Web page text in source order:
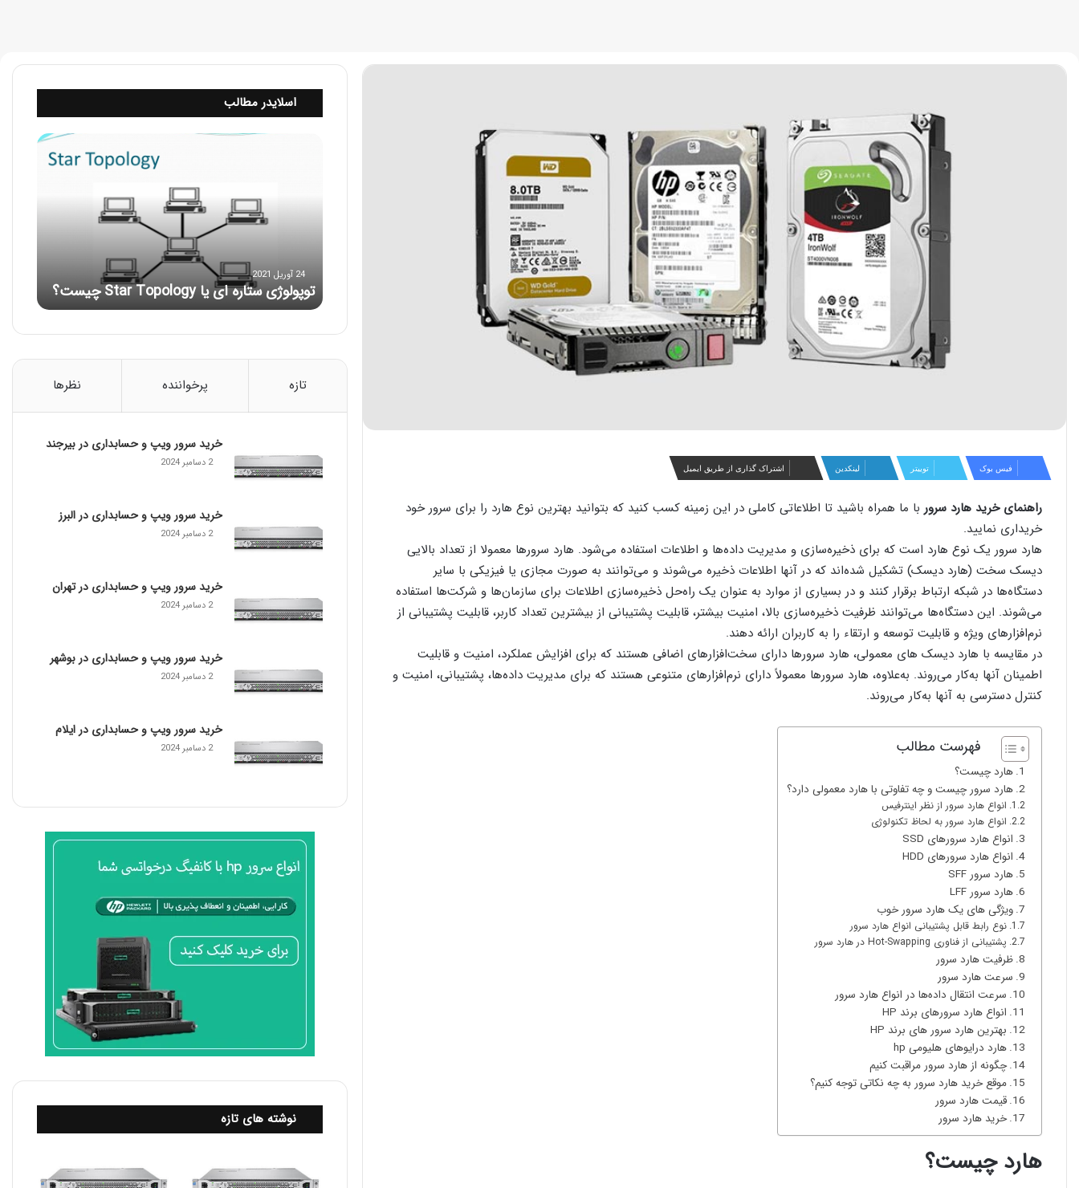
فیس بوک توییتر لینکدین اشتراک گذاری از طریق ایمیل
راهنمای خرید هارد سروربا ما همراه باشید تا اطلاعاتی کاملی در این زمینه کسب کنید که بتوانید بهترین نوع هارد را برای سرور خود
خریداری نمایید.
هارد سرور یک نوع هارد است که برای ذخیره‌سازی و مدیریت داده‌ها و اطلاعات استفاده می‌شود. هارد سرورها معمولا از تعداد بالایی
دیسک سخت (هارد دیسک) تشکیل شده‌اند که در آنها اطلاعات ذخیره می‌شوند و می‌توانند به صورت مجازی یا فیزیکی با سایر
دستگاه‌ها در شبکه ارتباط برقرار کنند و در بسیاری از موارد به‌ عنوان یک راه‌حل ذخیره‌سازی اطلاعات برای سازمان‌ها و شرکت‌ها استفاده
می‌شوند. این دستگاه‌ها می‌توانند ظرفیت ذخیره‌سازی بالا، امنیت بیشتر، قابلیت پشتیبانی از بیشترین تعداد کاربر، قابلیت پشتیبانی از
نرم‌افزارهای ویژه و قابلیت توسعه و ارتقاء را به کاربران ارائه دهند.
در مقایسه با هارد دیسک ‌های معمولی، هارد سرورها دارای سخت‌افزارهای اضافی هستند که برای افزایش عملکرد، امنیت و قابلیت
اطمینان آنها به‌کار می‌روند. به‌علاوه، هارد سرورها معمولاً دارای نرم‌افزارهای متنوعی هستند که برای مدیریت داده‌ها، پشتیبانی، امنیت و
کنترل دسترسی به آنها به‌کار می‌روند.
فهرست مطالب
هارد چیست؟
هارد سرور چیست و چه تفاوتی با هارد معمولی دارد؟
انواع هارد سرور از نظر اینترفیس
انواع هارد سرور به لحاظ تکنولوژی
انواع هارد سرورهای SSD
انواع هارد سرورهای HDD
هارد سرور SFF
هارد سرور LFF
ویژگی های یک هارد سرور خوب
نوع رابط قابل پشتیبانی انواع هارد سرور
پشتیبانی از فناوری Hot-Swapping در هارد سرور
ظرفیت هارد سرور
سرعت هارد سرور
سرعت انتقال داده‌ها در انواع هارد سرور
انواع هارد سرورهای برند HP
بهترین هارد سرور های برند HP
هارد درایوهای هلیومی hp
چگونه از هارد سرور مراقبت کنیم
موقع خرید هارد سرور به چه نکاتی توجه کنیم؟
قیمت هارد سرور
خرید هارد سرور
هارد چیست؟
اسلایدر مطالب
ا
ا
ا
a
r
p
o
g
y
ت
؟
24 آوریل 2021
توپولوژی ستاره ای یا Star Topology چیست؟
تازه پرخواننده نظرها
خرید سرور ویپ و حسابداری در بیرجند
2 دسامبر 2024
خرید سرور ویپ و حسابداری در البرز
2 دسامبر 2024
خرید سرور ویپ و حسابداری در تهران
2 دسامبر 2024
خرید سرور ویپ و حسابداری در بوشهر
2 دسامبر 2024
خرید سرور ویپ و حسابداری در ایلام
2 دسامبر 2024
نوشته های تازه